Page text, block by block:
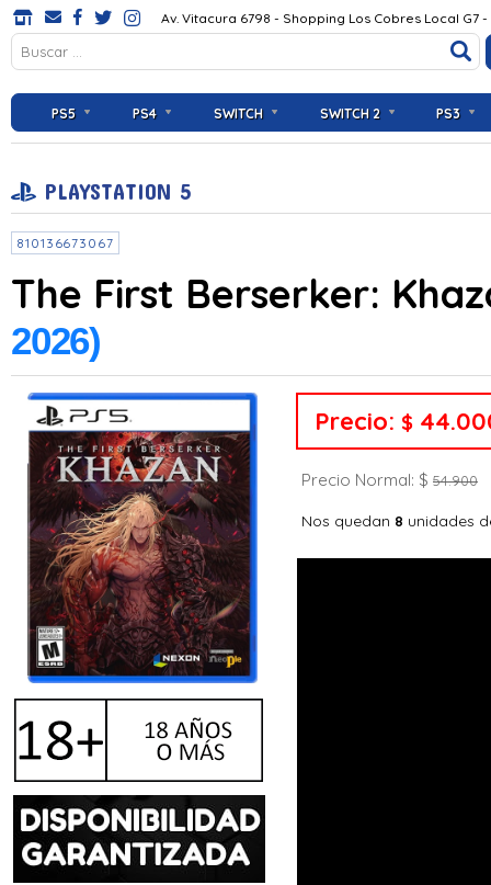
Av. Vitacura 6798 - Shopping Los Cobres Local G7
PS5 PS4 SWITCH SWITCH 2 PS3
PLAYSTATION 5
810136673067
The First Berserker:
2026)
Precio: $
Precio Normal: $ 54.900
Nos quedan 8 unidades